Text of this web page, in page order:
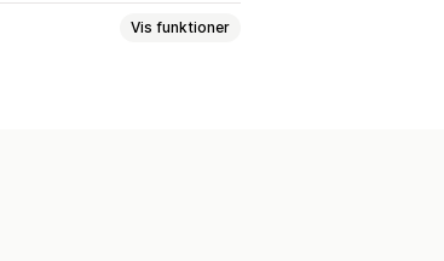
Vis funktioner